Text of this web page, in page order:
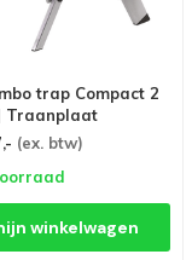
trap Compact 2
Traanplaat
(ex. btw)
winkelwagen